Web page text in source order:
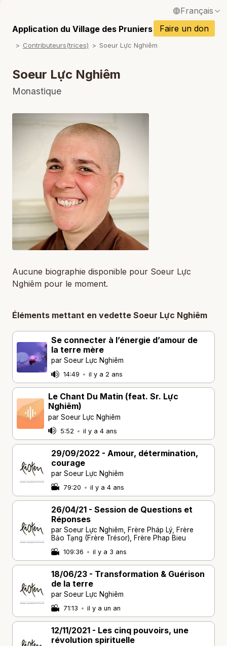
Français
English / Anglais
Español / Espagnol
Application du Village des Pruniers Faire un don
Contributeurs(trices) Soeur Lực Nghiêm
Soeur Lực Nghiêm
Monastique
Aucune biographie disponible pour Soeur Lực
Nghiêm pour le moment.
Éléments mettant en vedette Soeur Lực Nghiêm
Se connecter à l’énergie d’amour de
la terre mère
par Soeur Lực Nghiêm
14:49 • il y a 2 ans
Le Chant Du Matin (feat. Sr. Lực
Nghiêm)
par Soeur Lực Nghiêm
5:52 • il y a 4 ans
29/09/2022 - Amour, détermination,
courage
par Soeur Lực Nghiêm
79:20 • il y a 4 ans
26/04/21 - Session de Questions et
Réponses
par Soeur Lực Nghiêm, Frère Pháp Lý, Frère
Bảo Tạng (Frère Trésor), Frère Phap Bieu
109:36 • il y a 3 ans
18/06/23 - Transformation & Guérison
de la terre
par Soeur Lực Nghiêm
71:13 • il y a un an
12/11/2021 - Les cinq pouvoirs, une
révolution spirituelle